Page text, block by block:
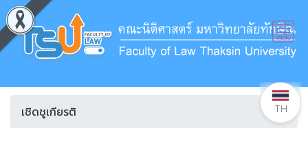
เชิดชูเกียรติ TH